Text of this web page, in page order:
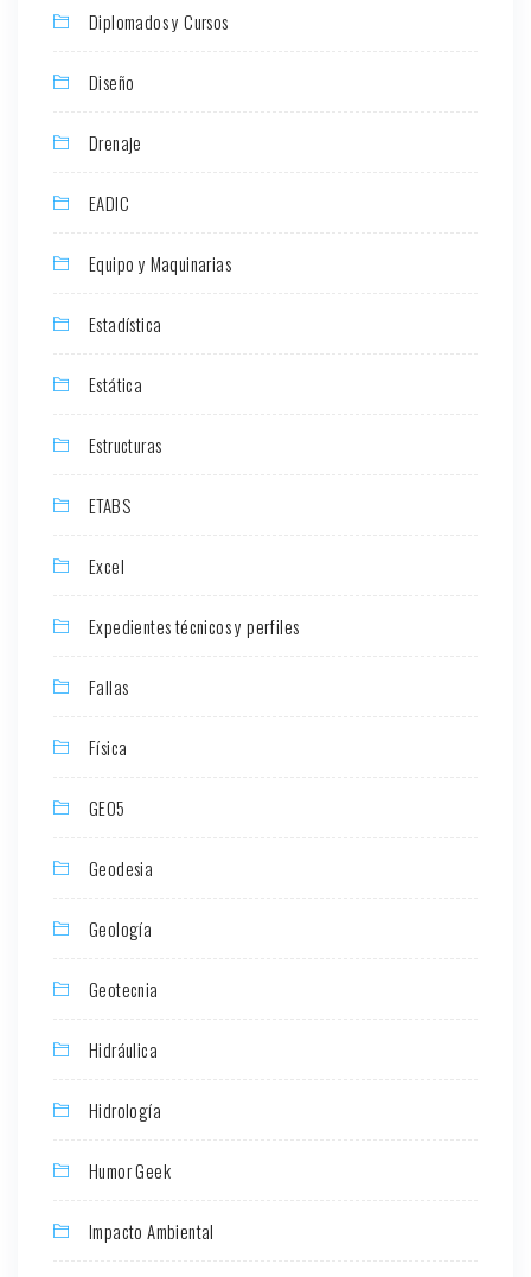
Diplomados y Cursos
Diseño
Drenaje
EADIC
Equipo y Maquinarias
Estadística
Estática
Estructuras
ETABS
Excel
Expedientes técnicos y perfiles
Fallas
Física
GEO5
Geodesia
Geología
Geotecnia
Hidráulica
Hidrología
Humor Geek
Impacto Ambiental